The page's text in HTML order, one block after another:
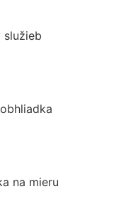
na mieru